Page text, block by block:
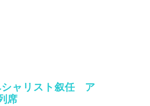
シャリスト叙任 ア
席